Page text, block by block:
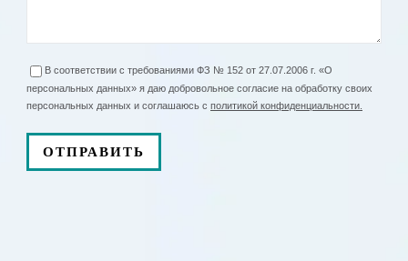
В соответствии с требованиями ФЗ № 152 от 27.07.2006 г. «О
персональных данных» я даю добровольное согласие на обработку своих
персональных данных и соглашаюсь с политикой конфиденциальности.